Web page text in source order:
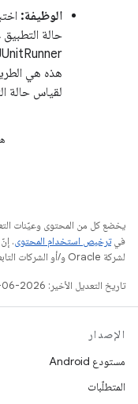
الوظيفة:
حالة
هذه هي
لقياس حالة
يخضع كل من المحتوى وعيّنات
فيترخيص استخدام المحتوى
لشركة Oracle و/أو الشركات التابعة لها.
تاريخ التعديل الأخير: 2026-06-18 (حسب التوقيت العالمي المتفَّق عليه)
الإصدار
مستودع Android
المتطلّبات